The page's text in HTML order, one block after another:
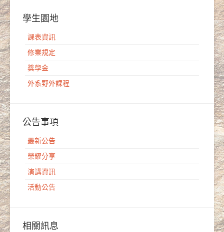
學生園地
課表資訊
修業規定
獎學金
外系野外課程
公告事項
最新公告
榮耀分享
演講資訊
活動公告
相關訊息